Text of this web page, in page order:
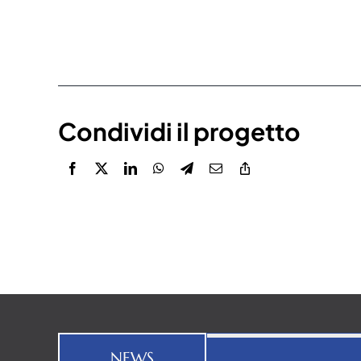
Condividi il progetto